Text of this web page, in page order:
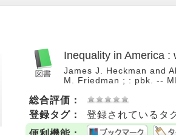
Inequality in America :
James J. Heckman and
M. Friedman ; : pbk. --
総合評価：
登録タグ：
登録されているタ